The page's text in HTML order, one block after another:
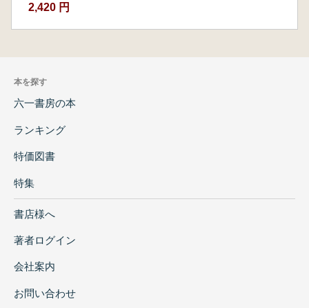
2,420 円
本を探す
六一書房の本
ランキング
特価図書
特集
書店様へ
著者ログイン
会社案内
お問い合わせ